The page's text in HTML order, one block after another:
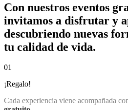
Con nuestros eventos
invitamos a disfrutar y
descubriendo nuevas
tu calidad de vida.
01
¡Regalo!
Cada experiencia viene acompañada